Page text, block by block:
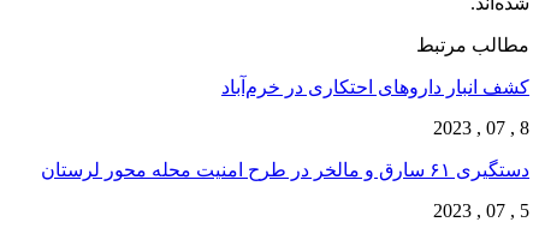
مطالب مرتبط
کشف انبار داروهای احتکاری در خرم‌آباد
8 , 07 , 2023
دستگیری ۶۱ سارق و مالخر در طرح امنیت محله محور لرستان
5 , 07 , 2023